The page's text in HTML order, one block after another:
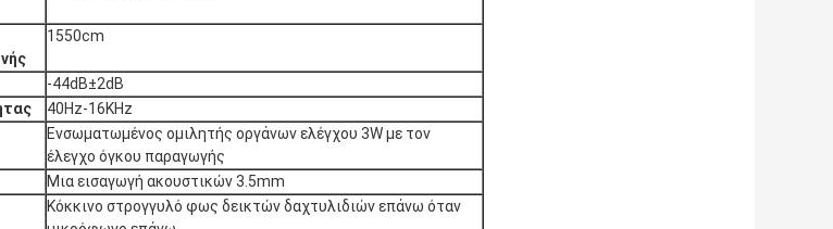
1550cm
-44dB±2dB
40Hz-16KHz
Ενσωματωμένος ομιλητής οργάνων ελέγχου 3W με τον
έλεγχο όγκου παραγωγής
Μια εισαγωγή ακουστικών 3.5mm
Κόκκινο στρογγυλό φως δεικτών δαχτυλιδιών επάνω όταν